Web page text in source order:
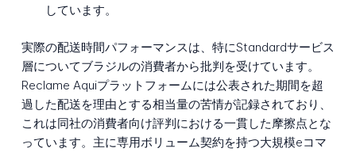
しています。
実際の配送時間パフォーマンスは、特にStandardサービス
層についてブラジルの消費者から批判を受けています。
Reclame Aquiプラットフォームには公表された期間を超
過した配送を理由とする相当量の苦情が記録されており、
これは同社の消費者向け評判における一貫した摩擦点とな
っています。主に専用ボリューム契約を持つ大規模eコマ